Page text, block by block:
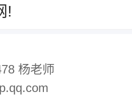
!
杨老师